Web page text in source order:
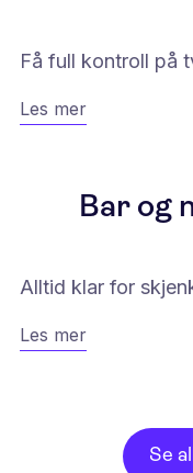
Få full kontroll på
Les mer
Bar og
Alltid klar for
Les mer
Se